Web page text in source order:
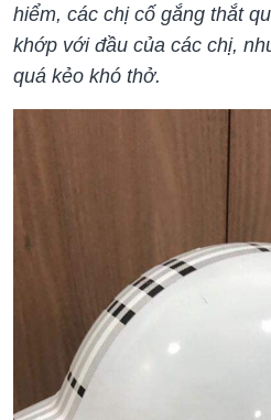
hiểm, các chị cố gắng thắt
khớp với đầu của các chị,
quá kẻo khó thở.